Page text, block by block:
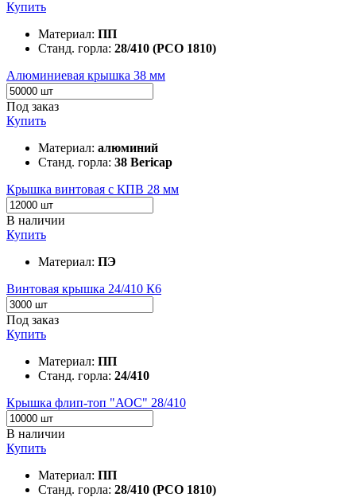
Купить
Материал: ПП
Станд. горла: 28/410 (PCO 1810)
Алюминиевая крышка 38 мм
Под заказ
Купить
Материал: алюминий
Станд. горла: 38 Bericap
Крышка винтовая с КПВ 28 мм
В наличии
Купить
Материал: ПЭ
Винтовая крышка 24/410 К6
Под заказ
Купить
Материал: ПП
Станд. горла: 24/410
Крышка флип-топ "АОС" 28/410
В наличии
Купить
Материал: ПП
Станд. горла: 28/410 (PCO 1810)